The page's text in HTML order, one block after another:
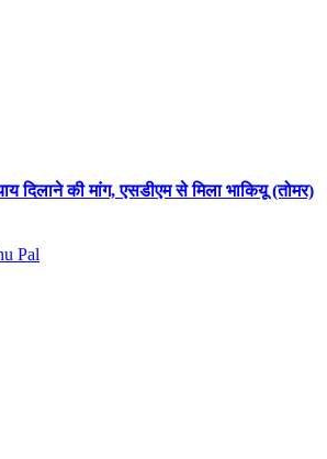
दिलाने की मांग, एसडीएम से मिला भाकियू (तोमर)
Pal